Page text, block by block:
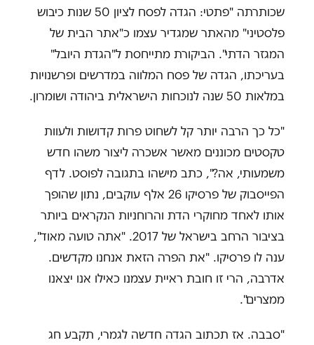
שכותרתה "פתטי: הגדה לפסח לציון 50 שנות כיבוש
פלסטיני" מהאתר שמגדיר עצמו כ"אתר הבית של
המגזר הדתי". הביקורת מתייחסת ל"הגדת היובל"
בעריכתו, הגדה של פסח המלווה במדרשים ופרשנויות
במלאות 50 שנה לנוכחות הישראלית ביהודה ושומרון.
"כל כך הרבה יותר קל לשחוט פרות קדושות ולעוות
טקסטים מכוננים מאשר אשכרה ליצור משהו חדש
משמעותי, אה?", כתב מישהו בתגובה לפוסט. לדף
הפייסבוק של פרסיקו 26 אלף עוקבים, נתון שהופך
אותו לאחד מחוקרי הדת והרוחניות הנקראים ביותר
בציבור הרחב בישראל של 2017. "אתה טועה מאוד",
ענה לו פרסיקו. "את הפרה הזאת אנחנו מקדשים.
אדרבה, הרי זו חובת ראיית עצמנו כאילו אנו יצאנו
ממצרים".
"סבבה. אז תכתוב הגדה חדשה לגמרי, תקבע חג